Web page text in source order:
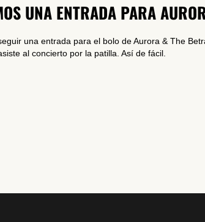
UNA ENTRADA PARA
una entrada para el bolo de Aurora & The
al concierto por la patilla. Así de fácil.